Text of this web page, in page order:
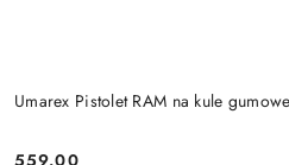
Umarex Pistolet RAM na kule